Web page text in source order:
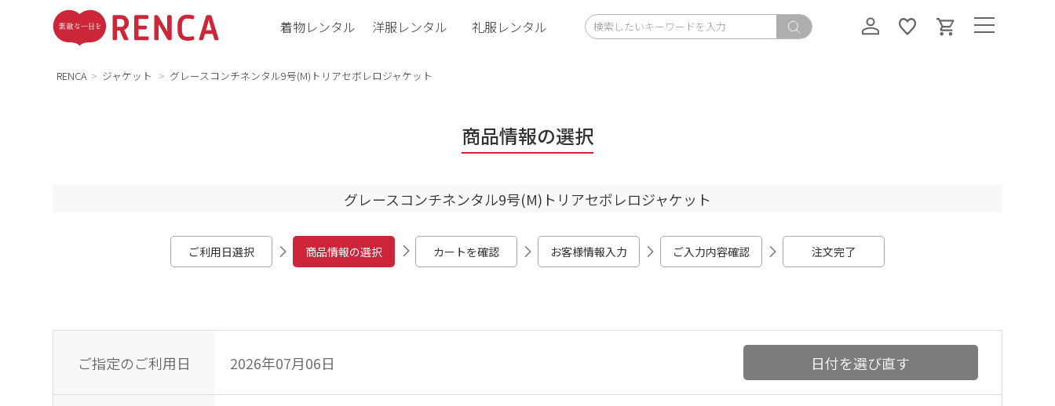
着物レンタル 洋服レンタル 礼服レンタル
RENCA ジャケット グレースコンチネンタル9号(M)トリアセボレロジャケット
商品情報の選択
グレースコンチネンタル9号(M)トリアセボレロジャケット
ご利用日選択 商品情報の選択 カートを確認 お客様情報入力 ご入力内容確認 注文完了
ご指定のご利用日 2026年07月06日 日付を選び直す